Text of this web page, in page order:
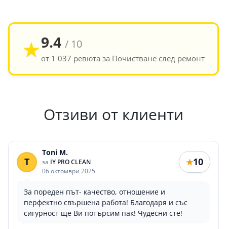
★9.4 / 10
от 1 037 ревюта за Почистване след ремонт
Отзиви от клиенти
T
Toni M.
за IY PRO CLEAN
06 октомври 2025
★10
За пореден път- качество, отношение и
перфектно свършена работа! Благодаря и със
сигурност ще Ви потърсим пак! Чудесни сте!